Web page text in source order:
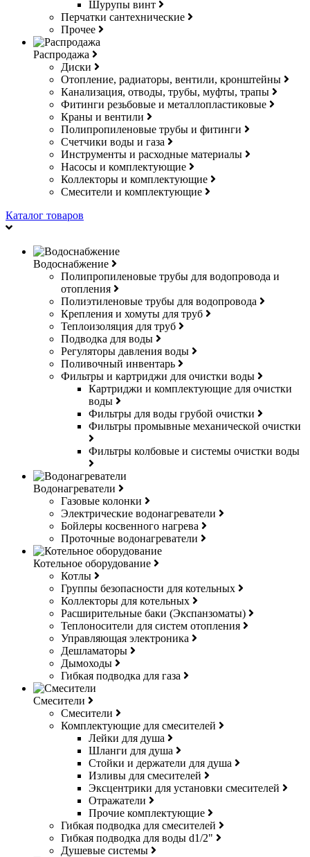
Шурупы винт
Перчатки сантехнические
Прочее
Распродажа
Диски
Отопление, радиаторы, вентили, кронштейны
Канализация, отводы, трубы, муфты, трапы
Фитинги резьбовые и металлопластиковые
Краны и вентили
Полипропиленовые трубы и фитинги
Счетчики воды и газа
Инструменты и расходные материалы
Насосы и комплектующие
Коллекторы и комплектующие
Смесители и комплектующие
Каталог товаров
Водоснабжение
Полипропиленовые трубы для водопровода и
отопления
Полиэтиленовые трубы для водопровода
Крепления и хомуты для труб
Теплоизоляция для труб
Подводка для воды
Регуляторы давления воды
Поливочный инвентарь
Фильтры и картриджи для очистки воды
Картриджи и комплектующие для очистки
воды
Фильтры для воды грубой очистки
Фильтры промывные механической очистки
Фильтры колбовые и системы очистки воды
Водонагреватели
Газовые колонки
Электрические водонагреватели
Бойлеры косвенного нагрева
Проточные водонагреватели
Котельное оборудование
Котлы
Группы безопасности для котельных
Коллекторы для котельных
Расширительные баки (Экспанзоматы)
Теплоносители для систем отопления
Управляющая электроника
Дешламаторы
Дымоходы
Гибкая подводка для газа
Смесители
Смесители
Комплектующие для смесителей
Лейки для душа
Шланги для душа
Стойки и держатели для душа
Изливы для смесителей
Эксцентрики для установки смесителей
Отражатели
Прочие комплектующие
Гибкая подводка для смесителей
Гибкая подводка для воды d1/2"
Душевые системы